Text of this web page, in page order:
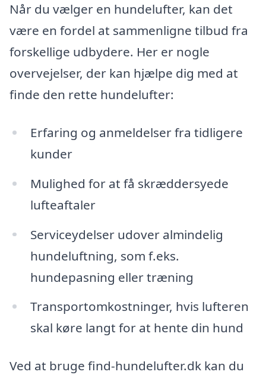
Når du vælger en hundelufter, kan det
være en fordel at sammenligne tilbud fra
forskellige udbydere. Her er nogle
overvejelser, der kan hjælpe dig med at
finde den rette hundelufter:
Erfaring og anmeldelser fra tidligere
kunder
Mulighed for at få skræddersyede
lufteaftaler
Serviceydelser udover almindelig
hundeluftning, som f.eks.
hundepasning eller træning
Transportomkostninger, hvis lufteren
skal køre langt for at hente din hund
Ved at bruge find-hundelufter.dk kan du